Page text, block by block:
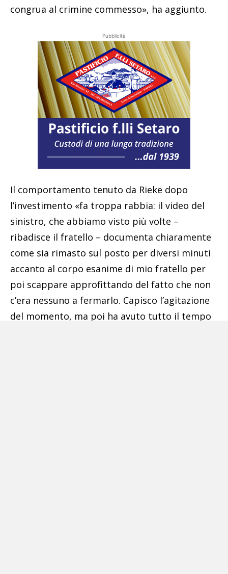
congrua al crimine commesso», ha aggiunto.
Pubblicità
Il comportamento tenuto da Rieke dopo
l’investimento «fa troppa rabbia: il video del
sinistro, che abbiamo visto più volte –
ribadisce il fratello – documenta chiaramente
come sia rimasto sul posto per diversi minuti
accanto al corpo esanime di mio fratello per
poi scappare approfittando del fatto che non
c’era nessuno a fermarlo. Capisco l’agitazione
del momento, ma poi ha avuto tutto il tempo